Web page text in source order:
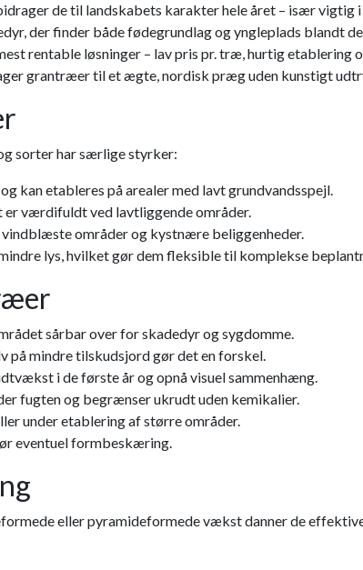
de til landskabets karakter hele året – især
der finder både fødegrundlag og yngleplads blandt
rentable løsninger – lav pris pr. træ, hurtig etablering
grantræer til et ægte, nordisk præg uden kunstigt
sorter har særlige styrker:
kan etableres på arealer med lavt grundvandsspejl.
værdifuldt ved lavtliggende områder.
områder og kystnære beliggenheder.
lys, hvilket gør dem fleksible til komplekse
sårbar over for skadedyr og sygdomme.
på mindre tilskudsjord gør det en forskel.
i de første år og opnå visuel sammenhæng.
fugten og begrænser ukrudt uden kemikalier.
under etablering af større områder.
eventuel formbeskæring.
eller pyramideformede vækst danner de